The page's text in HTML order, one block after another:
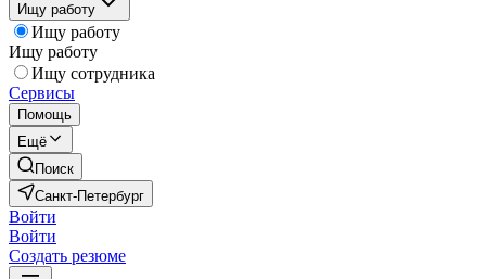
Ищу работу
Ищу работу
Ищу работу
Ищу сотрудника
Сервисы
Помощь
Ещё
Поиск
Санкт-Петербург
Войти
Войти
Создать резюме